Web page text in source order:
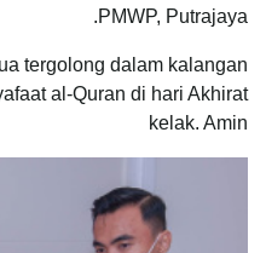
PMWP, Putrajaya.
tergolong dalam kalangan
al-Quran di hari Akhirat
kelak. Amin